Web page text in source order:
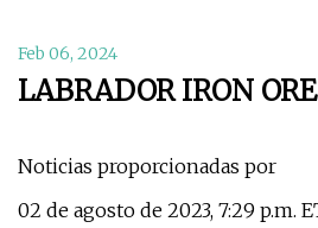
Feb 06, 2024
LABRADOR IRON
Noticias proporcionadas por
02 de agosto de 2023, 7:29 p.m.